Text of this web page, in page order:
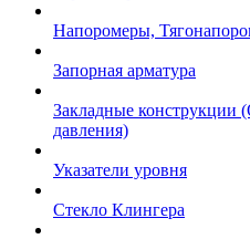
Напоромеры,
Запорная арматура
Закладные конструкции
давления)
Указатели уровня
Стекло Клингера